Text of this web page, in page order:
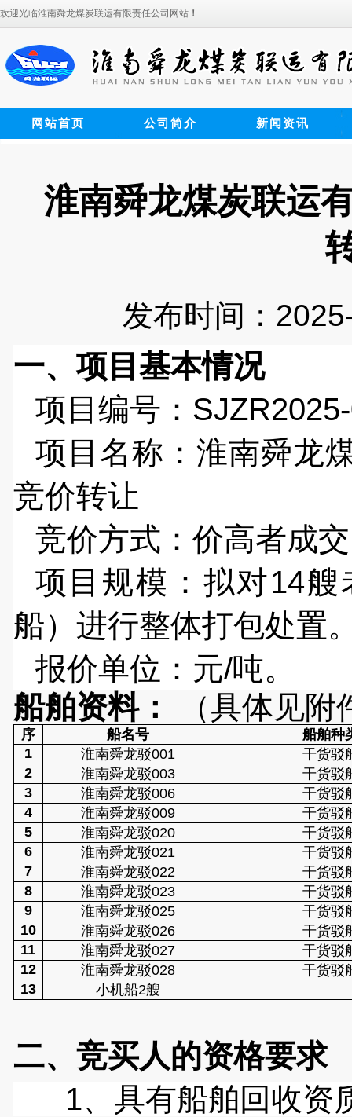
欢迎光临淮南舜龙煤炭联运有限责任公司网站 ！
网站首页 公司简介 新闻资讯
淮南舜龙煤炭联运
发布时间：
一、项目基本情况
项目编号：
项目名称：淮南舜龙
竞价转让
竞价方式：价高者成交
项目规模：拟对14艘
船）进行整体打包处置
报价单位：元/吨。
船舶资料： （具体见附
序 船名号
船舶种
1
淮南舜龙驳001
干货驳
2
淮南舜龙驳003
干货驳
3
淮南舜龙驳006
干货驳
4
淮南舜龙驳009
干货驳
5
淮南舜龙驳020
干货驳
6
淮南舜龙驳021
干货驳
7
淮南舜龙驳022
干货驳
8
淮南舜龙驳023
干货驳
9
淮南舜龙驳025
干货驳
10
淮南舜龙驳026
干货驳
11
淮南舜龙驳027
干货驳
12
淮南舜龙驳028
干货驳
13
小机船2艘
二、 竞买人的资格要求
1、具有船舶回收资